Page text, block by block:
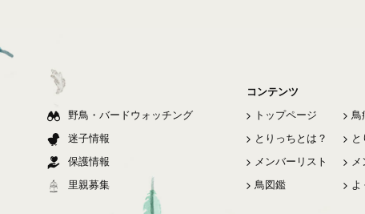
野鳥・バードウォッチング
迷子情報
保護情報
里親募集
コンテンツ
トップページ
とりっちとは？
メンバーリスト
鳥図鑑
鳥
よ